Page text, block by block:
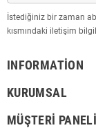
İstediğiniz bir zaman
kısmındaki iletişim
INFORMATION
KURUMSAL
MÜŞTERI PANELI